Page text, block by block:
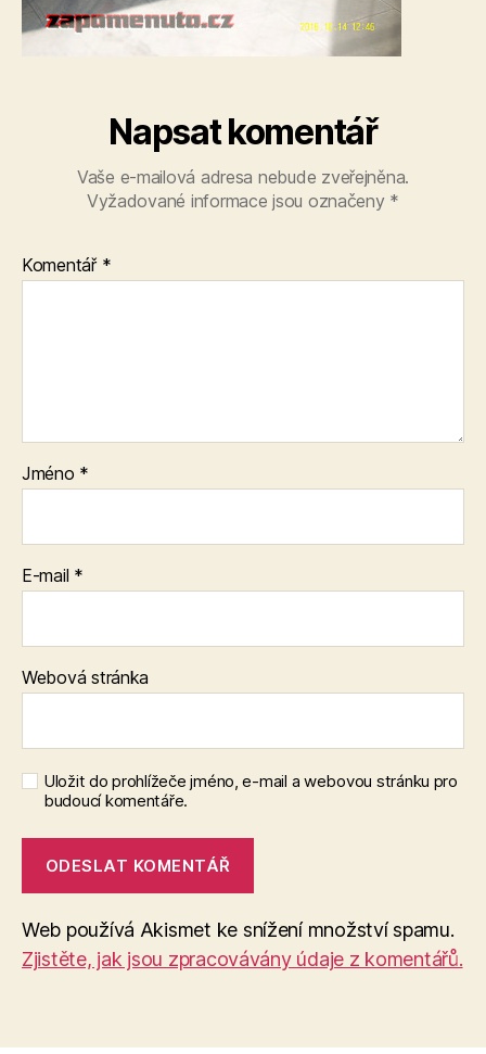
Napsat komentář
Vaše e-mailová adresa nebude zveřejněna.
Vyžadované informace jsou označeny *
Komentář *
Jméno *
E-mail *
Webová stránka
Uložit do prohlížeče jméno, e-mail a webovou stránku pro
budoucí komentáře.
Web používá Akismet ke snížení množství spamu.
Zjistěte, jak jsou zpracovávány údaje z komentářů.